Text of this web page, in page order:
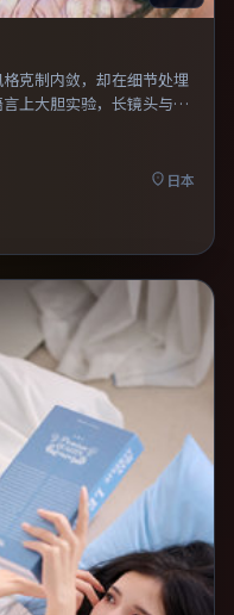
克制内敛，却在细节处埋
上大胆实验，长镜头与特
保留作者表达，口碑潜力
日本